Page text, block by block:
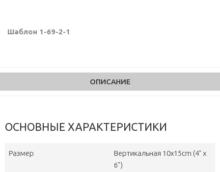
Шаблон 1-69-2-1
ОПИСАНИЕ
ОСНОВНЫЕ ХАРАКТЕРИСТИКИ
Размер
Вертикальная 10х15cm (4" x
6")